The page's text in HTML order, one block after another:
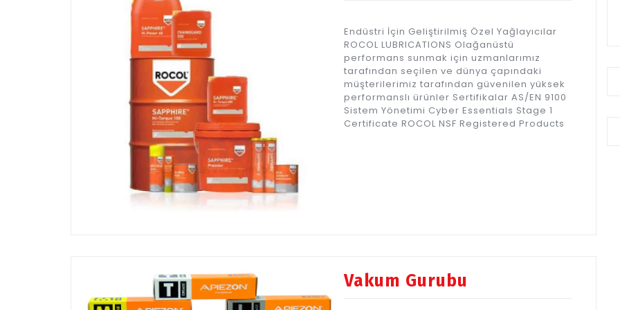
Endüstri İçin Geliştirilmiş Özel Yağlayıcılar
ROCOL LUBRICATIONS Olağanüstü
performans sunmak için uzmanlarımız
tarafından seçilen ve dünya çapındaki
müşterilerimiz tarafından güvenilen yüksek
performanslı ürünler Sertifikalar AS/EN 9100
Sistem Yönetimi Cyber Essentials Stage 1
Certificate ROCOL NSF Registered Products
Vakum Gurubu